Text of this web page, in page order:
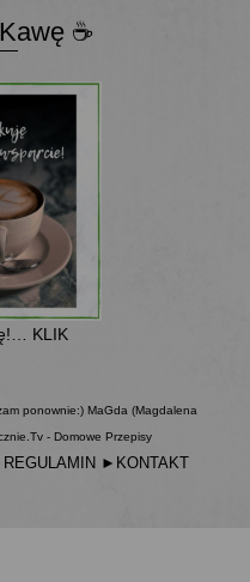
☕
KLIK
ponownie:) MaGda (Magdalena
- Domowe Przepisy
REGULAMIN ► KONTAKT